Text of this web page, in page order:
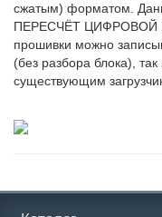
сжатым) форматом.
ПЕРЕСЧЁТ ЦИФРОВОЙ
прошивки можно
(без разбора блока),
существующим